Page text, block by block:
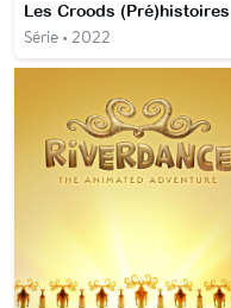
Série • 2022